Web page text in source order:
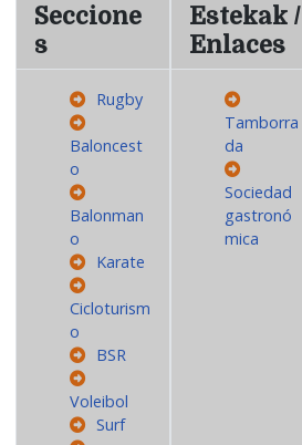
Seccione
s
Rugby
Baloncest
o
Balonman
o
Karate
Cicloturism
o
BSR
Voleibol
Surf
Estekak /
Enlaces
Tamborra
da
Sociedad
gastronó
mica